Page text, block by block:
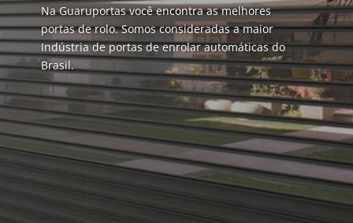
Na Guaruportas você encontra as melhores
portas de rolo. Somos consideradas a maior
Indústria de portas de enrolar automáticas do
Brasil.